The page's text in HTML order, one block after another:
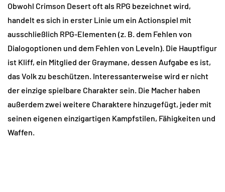
Obwohl Crimson Desert oft als RPG bezeichnet wird,
handelt es sich in erster Linie um ein Actionspiel mit
ausschließlich RPG-Elementen (z. B. dem Fehlen von
Dialogoptionen und dem Fehlen von Leveln). Die Hauptfigur
ist Kliff, ein Mitglied der Graymane, dessen Aufgabe es ist,
das Volk zu beschützen. Interessanterweise wird er nicht
der einzige spielbare Charakter sein. Die Macher haben
außerdem zwei weitere Charaktere hinzugefügt, jeder mit
seinen eigenen einzigartigen Kampfstilen, Fähigkeiten und
Waffen.